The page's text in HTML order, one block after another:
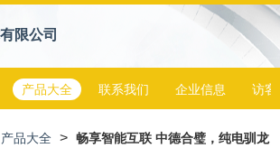
限公司
产品大全 联系我们 企业信息 访客
产品大全 > 畅享智能互联 中德合璧，纯电驯龙